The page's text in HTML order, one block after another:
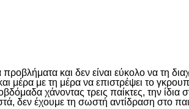
και δεν είναι εύκολο να τη
μέρα με τη μέρα να επιστρέψει το
χάνοντας τρεις παίκτες, την
δεν έχουμε τη σωστή αντίδραση στο